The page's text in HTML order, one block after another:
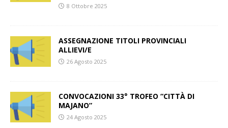
8 Ottobre 2025
ASSEGNAZIONE TITOLI PROVINCIALI
ALLIEVI/E
26 Agosto 2025
CONVOCAZIONI 33° TROFEO “CITTÀ DI
MAJANO”
24 Agosto 2025